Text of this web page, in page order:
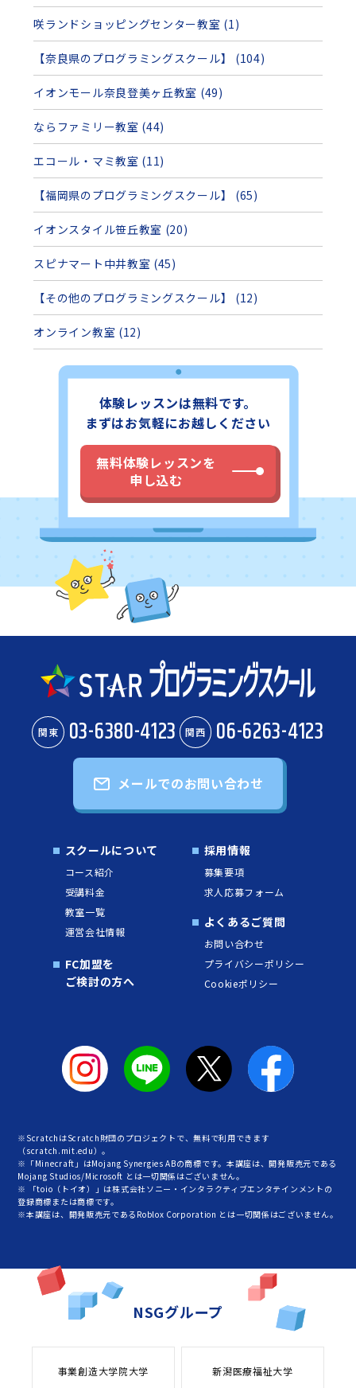
咲ランドショッピングセンター教室 (1)
【奈良県のプログラミングスクール】 (104)
イオンモール奈良登美ヶ丘教室 (49)
ならファミリー教室 (44)
エコール・マミ教室 (11)
【福岡県のプログラミングスクール】 (65)
イオンスタイル笹丘教室 (20)
スピナマート中井教室 (45)
【その他のプログラミングスクール】 (12)
オンライン教室 (12)
体験レッスンは無料です。
まずはお気軽にお越しください
無料体験レッスンを
申し込む
関東 03-6380-4123 関西 06-6263-4123
メールでのお問い合わせ
スクールについて
コース紹介
受講料金
教室一覧
運営会社情報
FC加盟を
ご検討の方へ
採用情報
募集要項
求人応募フォーム
よくあるご質問
お問い合わせ
プライバシーポリシー
Cookieポリシー
※ScratchはScratch財団のプロジェクトで、無料で利用できます
（scratch.mit.edu）。
※「Minecraft」はMojang Synergies ABの商標です。本講座は、開発販売元である
Mojang Studios/Microsoft とは一切関係はございません。
※ 「toio（トイオ）」は株式会社ソニー・インタラクティブエンタテインメントの
登録商標または商標です。
※本講座は、開発販売元であるRoblox Corporation とは一切関係はございません。
NSGグループ
事業創造大学院大学 新潟医療福祉大学